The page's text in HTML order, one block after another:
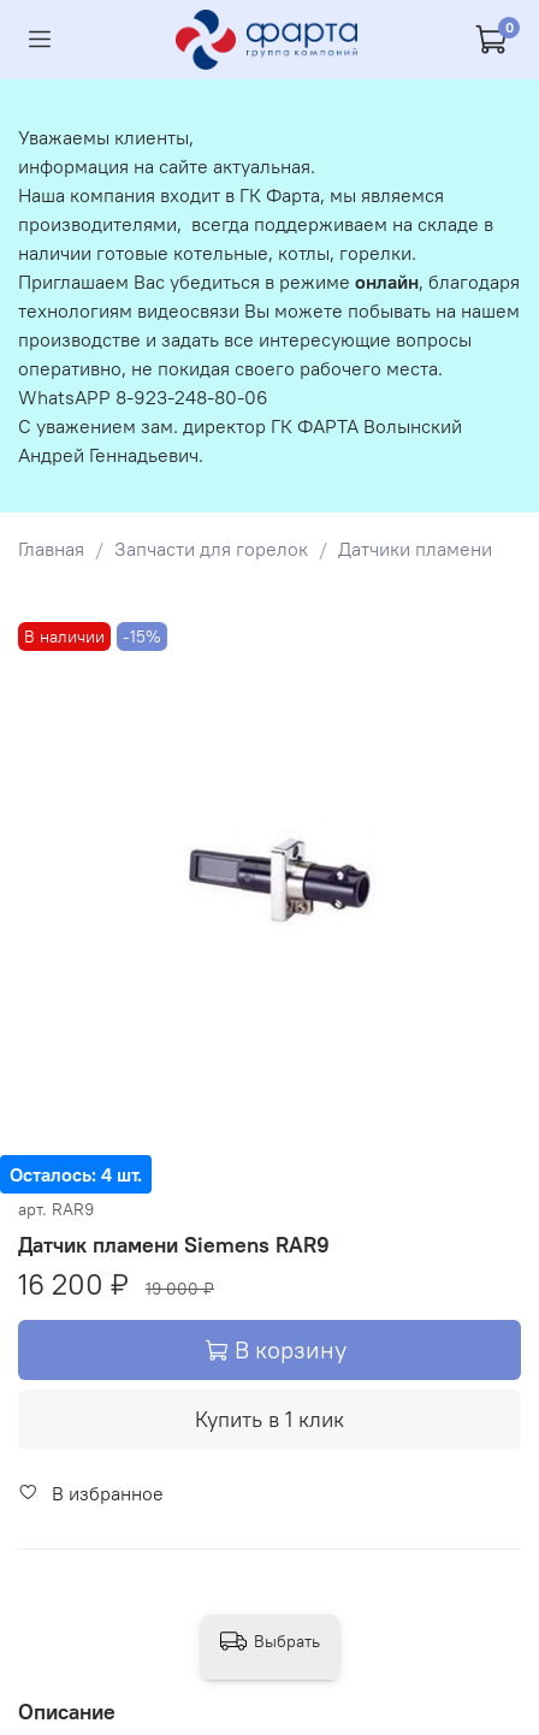
0
Главная Запчасти для горелок Датчики пламени
Осталось: 4 шт.
В наличии -15%
арт. RAR9
Датчик пламени Siemens RAR9
16 200 ₽ 19 000 ₽
В корзину
Купить в 1 клик
В избранное
Описание
Выбрать
Уважаемы клиенты,
информация на сайте актуальная.
Наша компания входит в ГК Фарта, мы являемся
производителями, всегда поддерживаем на складе в
наличии готовые котельные, котлы, горелки.
Приглашаем Вас убедиться в режиме онлайн, благодаря
технологиям видеосвязи Вы можете побывать на нашем
производстве и задать все интересующие вопросы
оперативно, не покидая своего рабочего места.
WhatsAPP 8-923-248-80-06
С уважением зам. директор ГК ФАРТА Волынский
Андрей Геннадьевич.